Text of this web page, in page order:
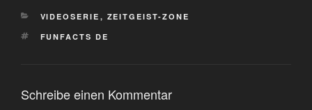
KATEGORIEN
VIDEOSERIE , ZEITGEIST-ZONE
SCHLAGWÖRTER
FUNFACTS DE
Schreibe einen Kommentar